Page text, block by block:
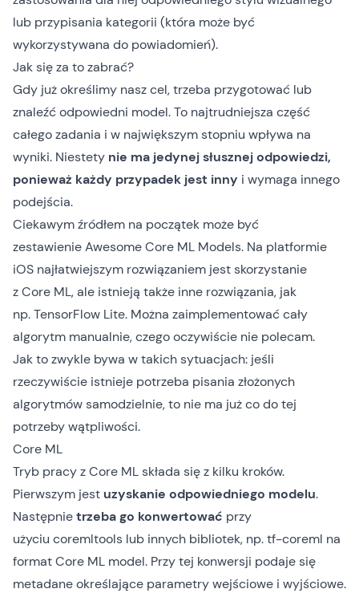
lub przypisania kategorii (która może być
wykorzystywana do powiadomień).
Jak się za to zabrać?
Gdy już określimy nasz cel, trzeba przygotować lub
znaleźć odpowiedni model. To najtrudniejsza część
całego zadania i w największym stopniu wpływa na
wyniki. Niestety nie ma jedynej słusznej odpowiedzi,
ponieważ każdy przypadek jest inny i wymaga innego
podejścia.
Ciekawym źródłem na początek może być
zestawienieAwesome Core ML Models. Na platformie
iOS najłatwiejszym rozwiązaniem jest skorzystanie
zCore ML, ale istnieją także inne rozwiązania, jak
np.TensorFlow Lite. Można zaimplementować cały
algorytm manualnie, czego oczywiście nie polecam.
Jak to zwykle bywa w takich sytuacjach: jeśli
rzeczywiście istnieje potrzeba pisania złożonych
algorytmów samodzielnie, to nie ma już co do tej
potrzeby wątpliwości.
Core ML
Tryb pracy z Core ML składa się z kilku kroków.
Pierwszym jest uzyskanie odpowiedniego modelu.
Następnietrzeba go konwertować przy
użyciu coremltools lub innych bibliotek, np.tf-coreml na
formatCore ML model. Przy tej konwersji podaje się
metadane określające parametry wejściowe i wyjściowe.